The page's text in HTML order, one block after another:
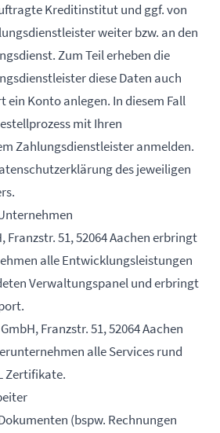
Kreditinstitut und ggf. von
weiter bzw. an den
Zum Teil erheben die
diese Daten auch
ein Konto anlegen. In diesem Fall
mit Ihren
Zahlungsdienstleister anmelden.
des jeweiligen
Franzstr. 51, 52064 Aachen erbringt
alle Entwicklungsleistungen
Verwaltungspanel und erbringt
Franzstr. 51, 52064 Aachen
alle Services rund
Zertifikate.
(bspw. Rechnungen